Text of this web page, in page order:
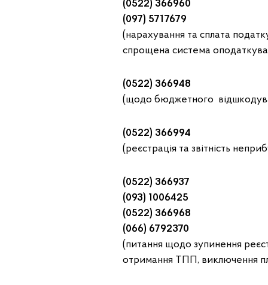
(0522) 366960
(097) 5717679
(нарахування та сплата
спрощена система
(0522) 366948
(щодо бюджетного
(0522) 366994
(реєстрація та звітність
(0522) 366937
(093) 1006425
(0522) 366968
(066) 6792370
(питання щодо зупинення
отримання ТПП, виключення